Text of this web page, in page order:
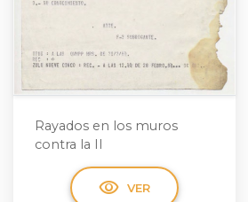
Rayados en los muros
contra la II
visibility VER